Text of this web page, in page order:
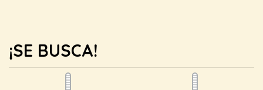
¡SE BUSCA!